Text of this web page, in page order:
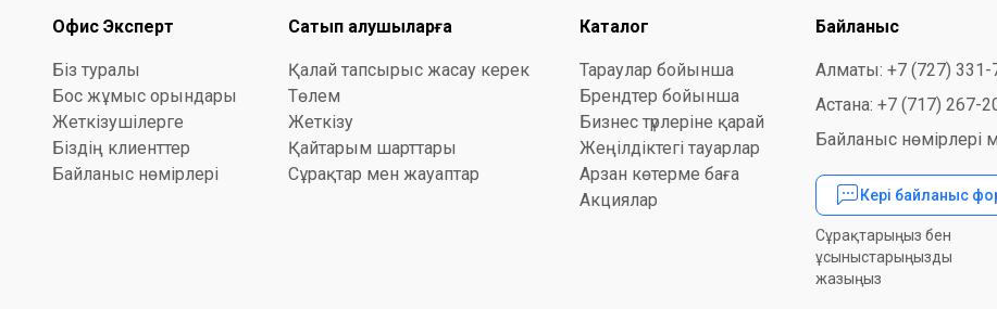
Офис Эксперт
Біз туралы
Бос жұмыс орындары
Жеткізушілерге
Біздің клиенттер
Байланыс нөмірлері
Сатып алушыларға
Қалай тапсырыс жасау керек
Төлем
Жеткізу
Қайтарым шарттары
Сұрақтар мен жауаптар
Каталог
Тараулар бойынша
Брендтер бойынша
Бизнес түрлеріне қарай
Жеңілдіктегі тауарлар
Арзан көтерме баға
Акциялар
Байланыс
Алматы: +7 (727) 331-
Астана: +7 (717) 267-
Байланыс нөмірлері
Кері байланыс
Сұрақтарыңыз бен
ұсыныстарыңызды
жазыңыз